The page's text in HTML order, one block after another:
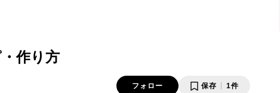
作り方
フォロー 保存 1件